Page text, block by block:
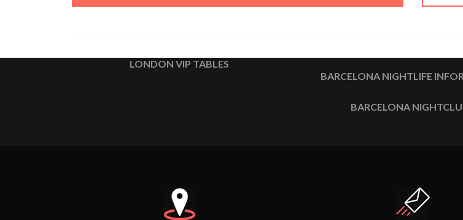
LONDON VIP TABLES
BARCELONA NIGHTLIFE
BARCELONA